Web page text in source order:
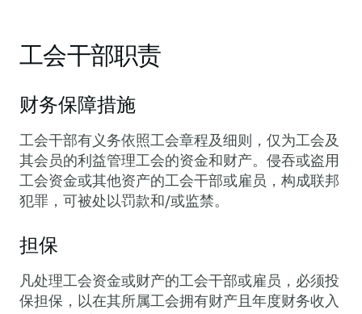
工会干部职责
财务保障措施
工会干部有义务依照工会章程及细则，仅为工会及
其会员的利益管理工会的资金和财产。侵吞或盗用
工会资金或其他资产的工会干部或雇员，构成联邦
犯罪，可被处以罚款和/或监禁。
担保
凡处理工会资金或财产的工会干部或雇员，必须投
保担保，以在其所属工会拥有财产且年度财务收入